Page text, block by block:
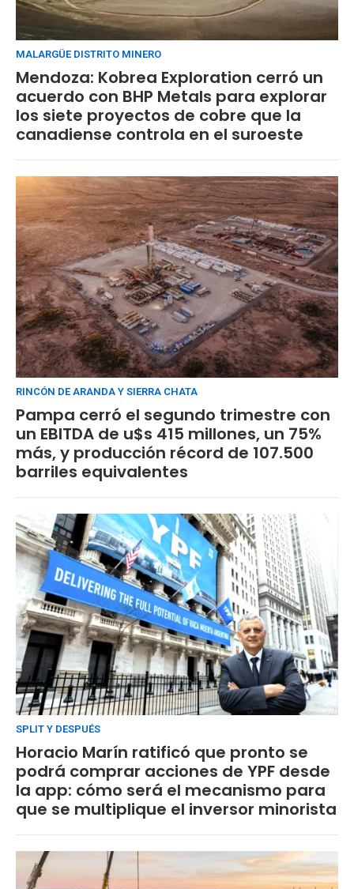
MALARGÜE DISTRITO MINERO
Mendoza: Kobrea Exploration cerró un
acuerdo con BHP Metals para explorar
los siete proyectos de cobre que la
canadiense controla en el suroeste
RINCÓN DE ARANDA Y SIERRA CHATA
Pampa cerró el segundo trimestre con
un EBITDA de u$s 415 millones, un 75%
más, y producción récord de 107.500
barriles equivalentes
SPLIT Y DESPUÉS
Horacio Marín ratificó que pronto se
podrá comprar acciones de YPF desde
la app: cómo será el mecanismo para
que se multiplique el inversor minorista